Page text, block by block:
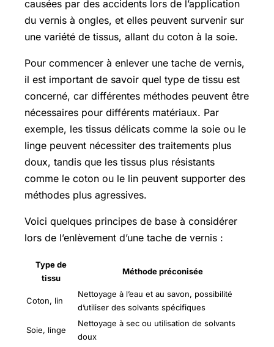
causées par des accidents lors de l’application
du vernis à ongles, et elles peuvent survenir sur
une variété de tissus, allant du coton à la soie.
Pour commencer à enlever une tache de vernis,
il est important de savoir quel type de tissu est
concerné, car différentes méthodes peuvent être
nécessaires pour différents matériaux. Par
exemple, les tissus délicats comme la soie ou le
linge peuvent nécessiter des traitements plus
doux, tandis que les tissus plus résistants
comme le coton ou le lin peuvent supporter des
méthodes plus agressives.
Voici quelques principes de base à considérer
lors de l’enlèvement d’une tache de vernis :
Type de
tissu
Méthode préconisée
Coton, lin
Nettoyage à l’eau et au savon, possibilité
d’utiliser des solvants spécifiques
Soie, linge
Nettoyage à sec ou utilisation de solvants
doux